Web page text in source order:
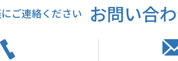
ご連絡ください お問い合